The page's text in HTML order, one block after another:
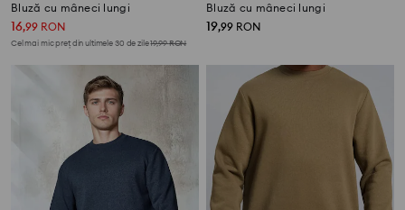
Bluză cu mâneci lungi
16,99 RON
Cel mai mic preț din ultimele 30 de zile19,99RON
Bluză cu mâneci lungi
19,99 RON